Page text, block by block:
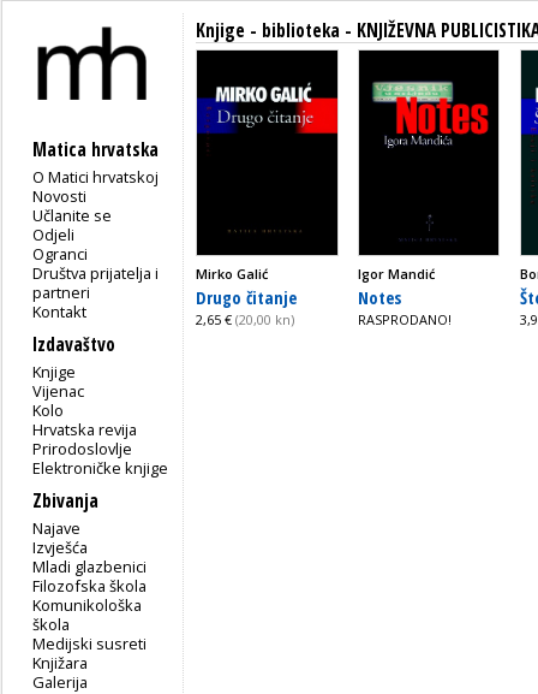
Matica hrvatska
O Matici hrvatskoj
Novosti
Učlanite se
Odjeli
Ogranci
Društva prijatelja i
partneri
Kontakt
Izdavaštvo
Knjige
Vijenac
Kolo
Hrvatska revija
Prirodoslovlje
Elektroničke knjige
Zbivanja
Najave
Izvješća
Mladi glazbenici
Filozofska škola
Komunikološka
škola
Medijski susreti
Knjižara
Galerija
Knjige - biblioteka - KNJIŽEVNA
Mirko Galić
Drugo čitanje
2,65 € (20,00 kn)
Igor Mandić
Notes
RASPRODANO!